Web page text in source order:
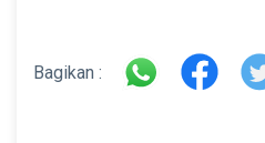
Bagikan :